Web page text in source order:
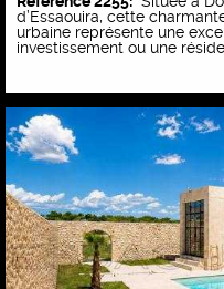
d’Essaouira, cette
urbaine représente une
investissement ou une